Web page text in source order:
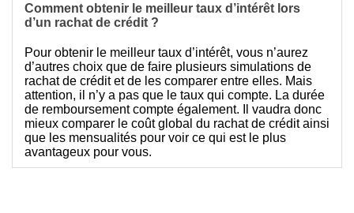
Comment obtenir le meilleur taux d’intérêt lors
d’un rachat de crédit ?
Pour obtenir le meilleur taux d’intérêt, vous n’aurez
d’autres choix que de faire plusieurs simulations de
rachat de crédit et de les comparer entre elles. Mais
attention, il n’y a pas que le taux qui compte. La durée
de remboursement compte également. Il vaudra donc
mieux comparer le coût global du rachat de crédit ainsi
que les mensualités pour voir ce qui est le plus
avantageux pour vous.